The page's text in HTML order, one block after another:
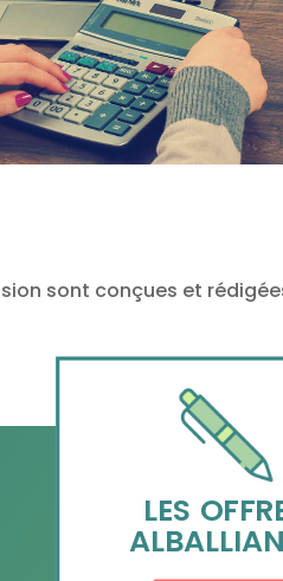
sont conçues et
LES